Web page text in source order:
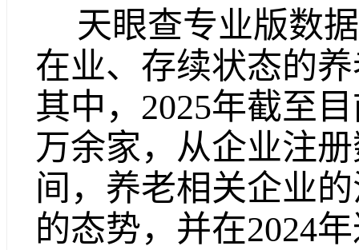
天眼查专业版数
在业、存续状态的
其中，2025年截至
万余家，从企业注
间，养老相关企业
的态势，并在2024